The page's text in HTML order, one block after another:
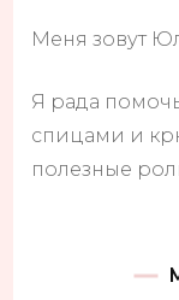
Меня зовут
Я рада
спицами и
полезные